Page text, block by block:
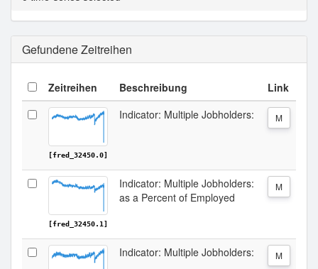
Gefundene Zeitreihen
Zeitreihen Beschreibung Link
[fred_32450.0]
Indicator: Multiple Jobholders: M
[fred_32450.1]
Indicator: Multiple Jobholders:
as a Percent of Employed
M
Indicator: Multiple Jobholders: M